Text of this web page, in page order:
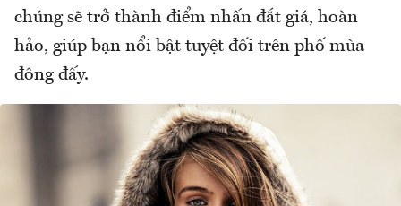
chúng sẽ trở thành điểm nhấn đắt giá, hoàn
hảo, giúp bạn nổi bật tuyệt đối trên phố mùa
đông đấy.